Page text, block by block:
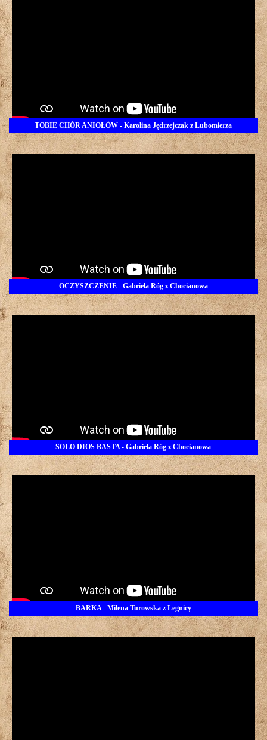
TOBIE CHÓR ANIOŁÓW - Karolina Jędrzejczak z Lubomierza
OCZYSZCZENIE - Gabriela Róg z Chocianowa
SOLO DIOS BASTA - Gabriela Róg z Chocianowa
BARKA - Milena Turowska z Legnicy